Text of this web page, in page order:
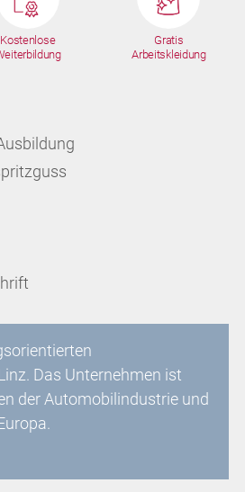
Kostenlose
Gratis
Arbeitskleidung
Das Unternehmen ist
der Automobilindustrie und